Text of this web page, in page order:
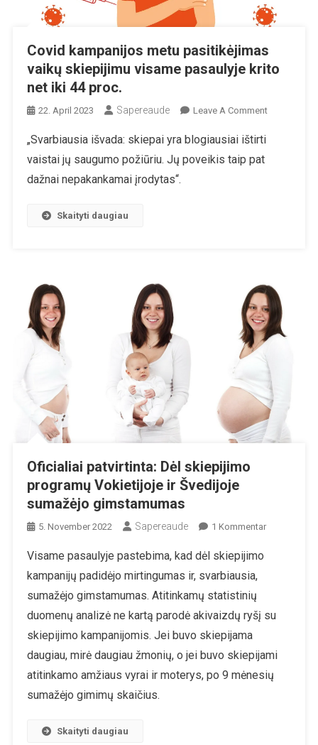
Covid kampanijos metu pasitikėjimas
vaikų skiepijimu visame pasaulyje krito
net iki 44 proc.
22. April 2023 Sapereaude Leave A CommentOn
Iki
44
Proc.
„Svarbiausia išvada: skiepai yra blogiausiai ištirti
vaistai jų saugumo požiūriu. Jų poveikis taip pat
dažnai nepakankamai įrodytas“.
Skaityti daugiau
Oficialiai patvirtinta: Dėl skiepijimo
programų Vokietijoje ir Švedijoje
sumažėjo gimstamumas
5. November 2022 Sapereaude 1 KommentarZu
Švedijoje
Sumažėjo
Visame pasaulyje pastebima, kad dėl skiepijimo
kampanijų padidėjo mirtingumas ir, svarbiausia,
sumažėjo gimstamumas. Atitinkamų statistinių
duomenų analizė ne kartą parodė akivaizdų ryšį su
skiepijimo kampanijomis. Jei buvo skiepijama
daugiau, mirė daugiau žmonių, o jei buvo skiepijami
atitinkamo amžiaus vyrai ir moterys, po 9 mėnesių
sumažėjo gimimų skaičius.
Skaityti daugiau